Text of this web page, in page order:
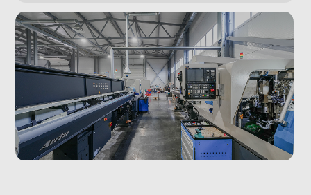
Наименование Кол-во Характеристики
Фрезерный
станок EMV-600
2 шт
Рабочий размер стола
500х350
станок EMV-1020
1 шт
Рабочий размер стола
900х540
Фрезерный
станок SVL-1360 1 шт
Рабочий размер стола
1100х540